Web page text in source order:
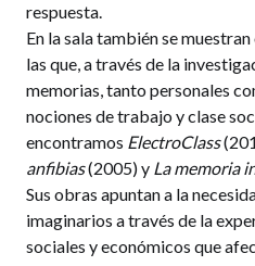
respuesta.
En la sala también se
las que, a través de la
memorias, tanto personales
nociones de trabajo y clase
encontramos ElectroClass
anfibias(2005) y La memoria
Sus obras apuntan a la
imaginarios a través de la
sociales y económicos que